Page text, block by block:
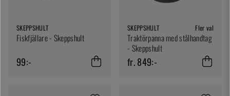
SKEPPSHULT
Fiskfjällare - Skeppshult
99:-
SKEPPSHULT Fler val
Traktörpanna med stålhandtag
- Skeppshult
fr. 849:-